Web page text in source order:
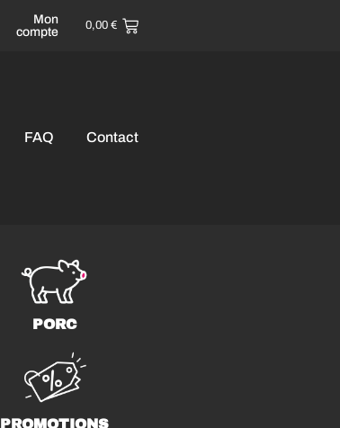
Mon
compte
0,00 €
FAQ Contact
PORC
PROMOTIONS